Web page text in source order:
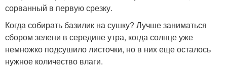
сорванный в первую срезку.
Когда собирать базилик на сушку? Лучше заниматься
сбором зелени в середине утра, когда солнце уже
немножко подсушило листочки, но в них еще осталось
нужное количество влаги.